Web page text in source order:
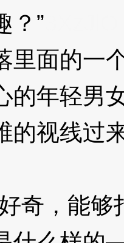
？”
面的一
的年轻男
的视线过
，能够